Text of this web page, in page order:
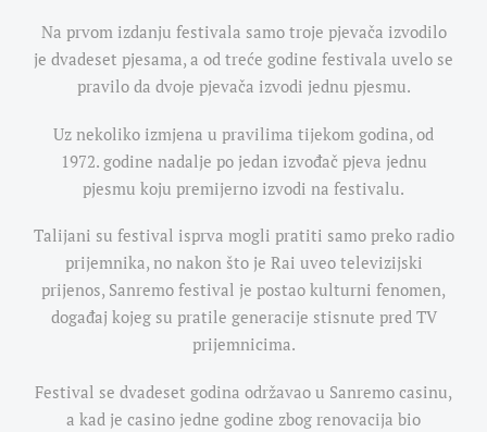
Na prvom izdanju festivala samo troje pjevača izvodilo
je dvadeset pjesama, a od treće godine festivala uvelo se
pravilo da dvoje pjevača izvodi jednu pjesmu.
Uz nekoliko izmjena u pravilima tijekom godina, od
1972. godine nadalje po jedan izvođač pjeva jednu
pjesmu koju premijerno izvodi na festivalu.
Talijani su festival isprva mogli pratiti samo preko radio
prijemnika, no nakon što je Rai uveo televizijski
prijenos, Sanremo festival je postao kulturni fenomen,
događaj kojeg su pratile generacije stisnute pred TV
prijemnicima.
Festival se dvadeset godina održavao u Sanremo casinu,
a kad je casino jedne godine zbog renovacija bio